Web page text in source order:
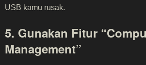
USB kamu rusak.
5. Gunakan Fitur
Management”